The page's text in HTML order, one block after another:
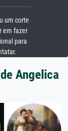
um corte
em fazer
para
Angelica